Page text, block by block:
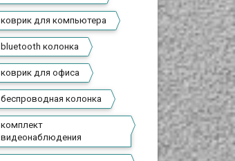
коврик для компьютера
bluetooth колонка
коврик для офиса
беспроводная колонка
комплект
видеонаблюдения